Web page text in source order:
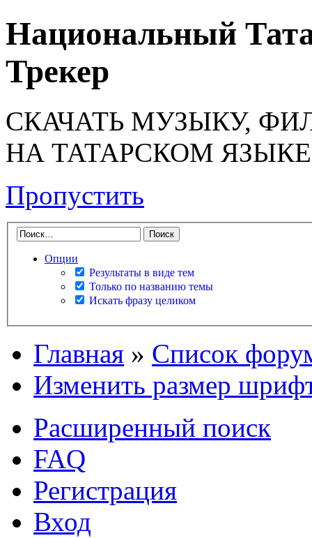
Национальный
Трекер
СКАЧАТЬ МУЗЫКУ,
НА ТАТАРСКОМ ЯЗЫКЕ
Пропустить
Опции
Результаты в виде тем
Только по названию темы
Искать фразу целиком
Главная » Список
Изменить размер
Расширенный поиск
FAQ
Регистрация
Вход